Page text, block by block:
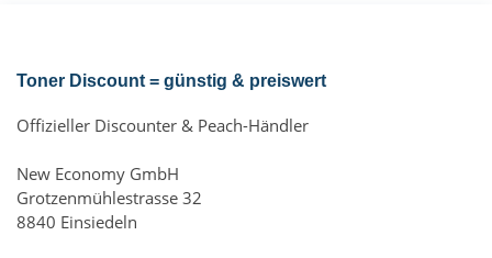
Toner Discount = günstig & preiswert
Offizieller Discounter & Peach-Händler
New Economy GmbH
Grotzenmühlestrasse 32
8840 Einsiedeln